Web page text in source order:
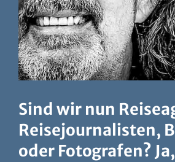
Sind wir nun
Reisejournalisten,
oder Fotografen?